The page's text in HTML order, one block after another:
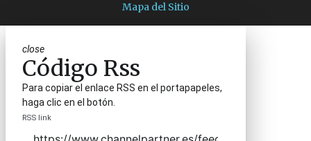
Mapa del Sitio
close
Código Rss
Para copiar el enlace RSS en el portapapeles,
haga clic en el botón.
RSS link